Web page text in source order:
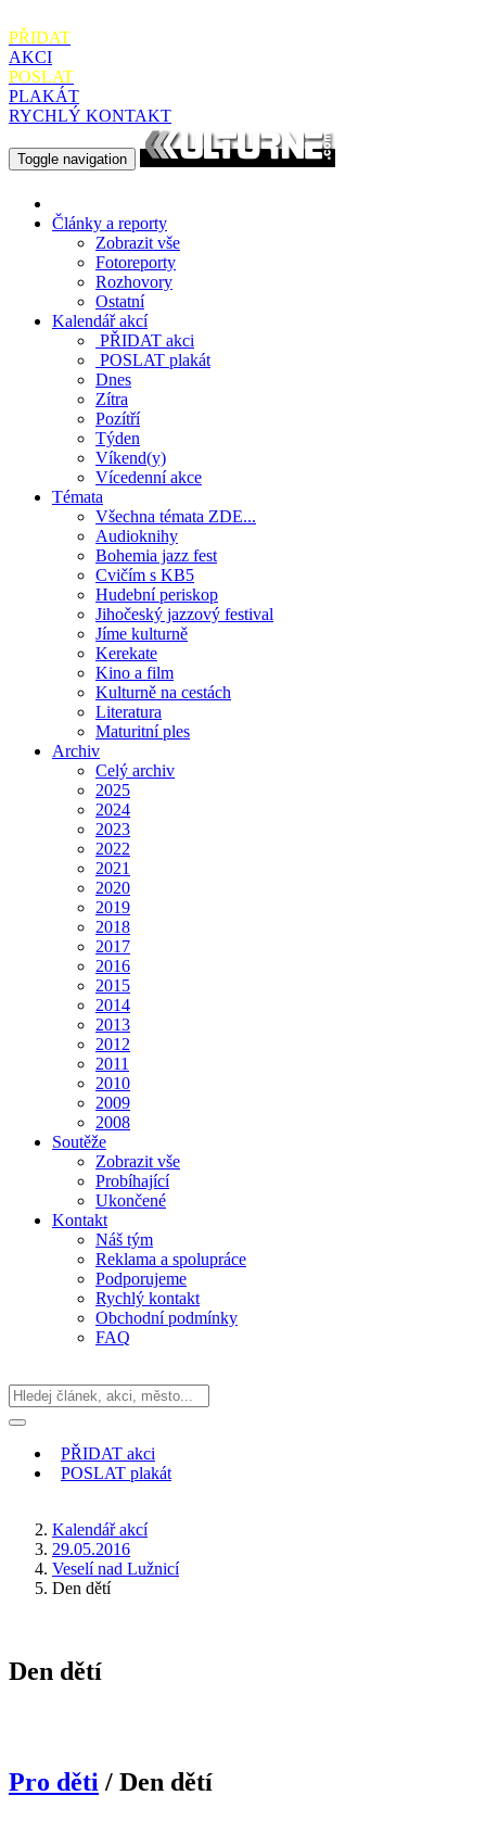
PŘIDAT
AKCI
POSLAT
PLAKÁT
RYCHLÝ KONTAKT
Toggle navigation
Články a reporty
Zobrazit vše
Fotoreporty
Rozhovory
Ostatní
Kalendář akcí
PŘIDAT akci
POSLAT plakát
Dnes
Zítra
Pozítří
Týden
Víkend(y)
Vícedenní akce
Témata
Všechna témata ZDE...
Audioknihy
Bohemia jazz fest
Cvičím s KB5
Hudební periskop
Jihočeský jazzový festival
Jíme kulturně
Kerekate
Kino a film
Kulturně na cestách
Literatura
Maturitní ples
Archiv
Celý archiv
2025
2024
2023
2022
2021
2020
2019
2018
2017
2016
2015
2014
2013
2012
2011
2010
2009
2008
Soutěže
Zobrazit vše
Probíhající
Ukončené
Kontakt
Náš tým
Reklama a spolupráce
Podporujeme
Rychlý kontakt
Obchodní podmínky
FAQ
PŘIDAT akci
POSLAT plakát
Kalendář akcí
29.05.2016
Veselí nad Lužnicí
Den dětí
Den dětí
Pro děti / Den dětí